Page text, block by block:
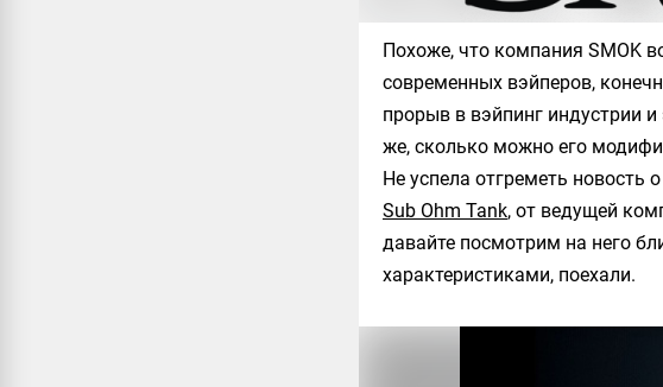
Похоже, что компания SMOK
современных вэйперов,
прорыв в вэйпинг индустрии
же, сколько можно его
Не успела отгреметь новость
Sub Ohm Tank, от ведущей
давайте посмотрим на него
характеристиками, поехали.